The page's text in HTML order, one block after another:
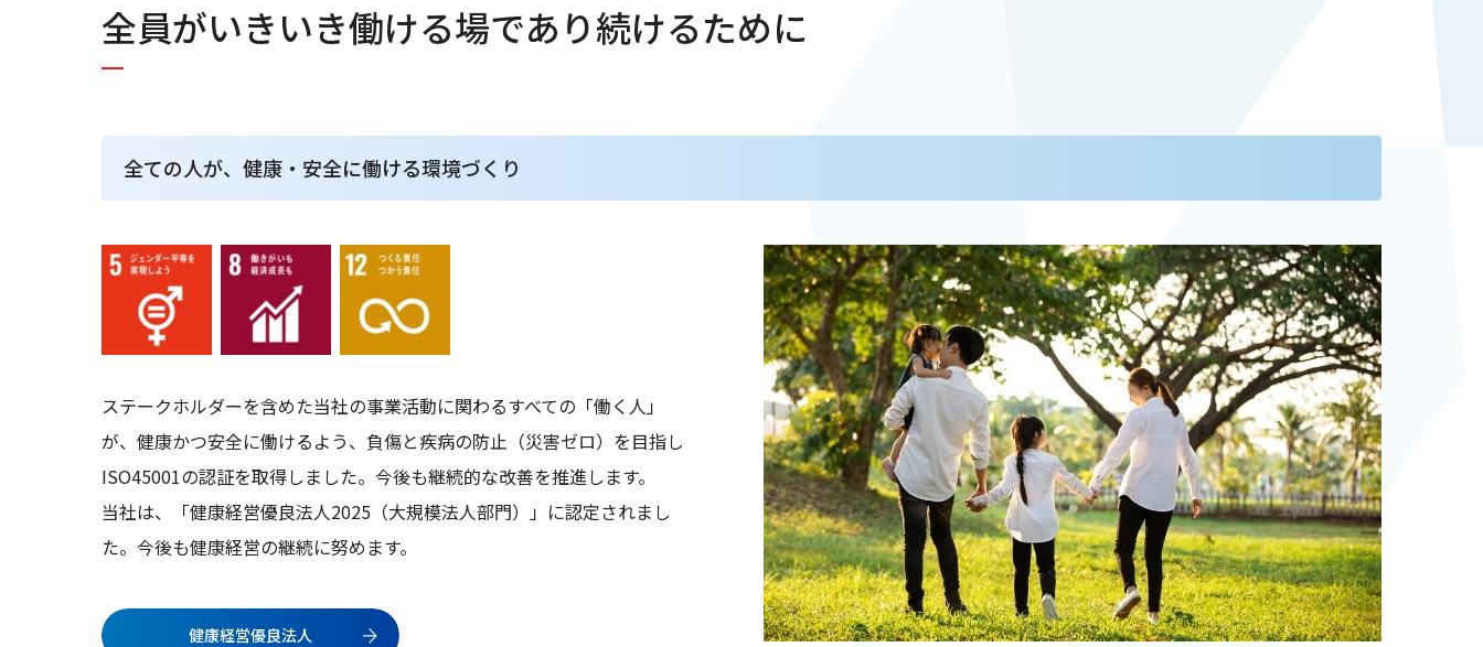
全員がいきいき働ける場であり続けるために
全ての人が、健康・安全に働ける環境づくり
ステークホルダーを含めた当社の事業活動に関わるすべての「働く人」
が、健康かつ安全に働けるよう、負傷と疾病の防止（災害ゼロ）を目指し
ISO45001の認証を取得しました。今後も継続的な改善を推進します。
当社は、「健康経営優良法人2025（大規模法人部門）」に認定されまし
た。今後も健康経営の継続に努めます。
健康経営優良法人